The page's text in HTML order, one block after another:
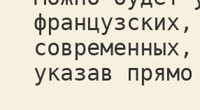
указав